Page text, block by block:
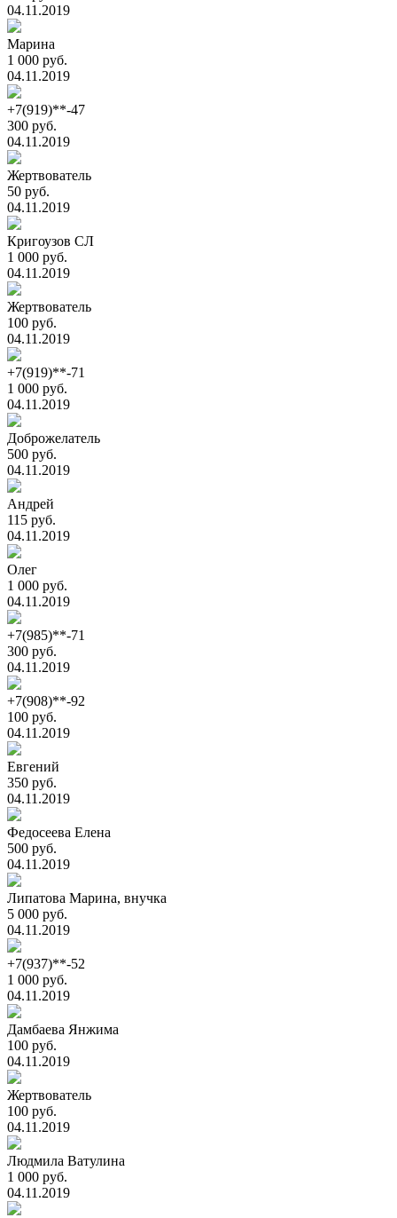
04.11.2019
Марина
1 000 руб.
04.11.2019
+7(919)**-47
300 руб.
04.11.2019
Жертвователь
50 руб.
04.11.2019
Кригоузов СЛ
1 000 руб.
04.11.2019
Жертвователь
100 руб.
04.11.2019
+7(919)**-71
1 000 руб.
04.11.2019
Доброжелатель
500 руб.
04.11.2019
Андрей
115 руб.
04.11.2019
Олег
1 000 руб.
04.11.2019
+7(985)**-71
300 руб.
04.11.2019
+7(908)**-92
100 руб.
04.11.2019
Евгений
350 руб.
04.11.2019
Федосеева Елена
500 руб.
04.11.2019
Липатова Марина, внучка
5 000 руб.
04.11.2019
+7(937)**-52
1 000 руб.
04.11.2019
Дамбаева Янжима
100 руб.
04.11.2019
Жертвователь
100 руб.
04.11.2019
Людмила Ватулина
1 000 руб.
04.11.2019